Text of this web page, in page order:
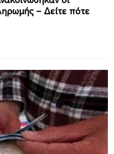
– Δείτε πότε